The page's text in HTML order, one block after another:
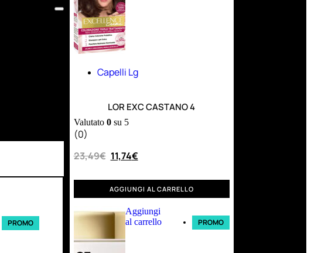
PROMO
Capelli Lg
LOR EXC CASTANO 4
Valutato 0su 5
(0)
23,49€ 11,74€
AGGIUNGI AL CARRELLO
Aggiungi
al carrello
PROMO